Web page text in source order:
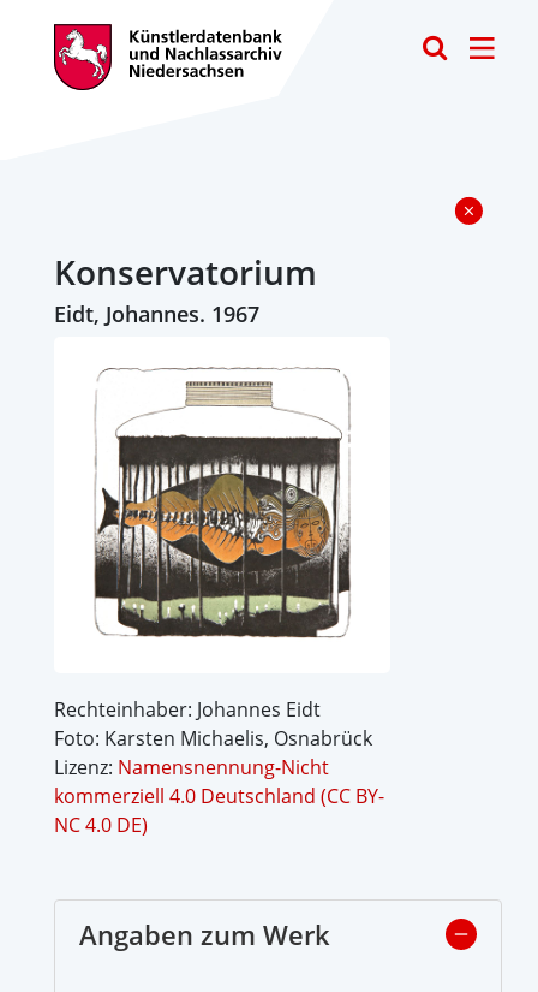
Konservatorium
Eidt, Johannes. 1967
Rechteinhaber: Johannes Eidt
Foto: Karsten Michaelis, Osnabrück
Lizenz: Namensnennung-Nicht
kommerziell 4.0 Deutschland (CC BY-
NC 4.0 DE)
Angaben zum Werk